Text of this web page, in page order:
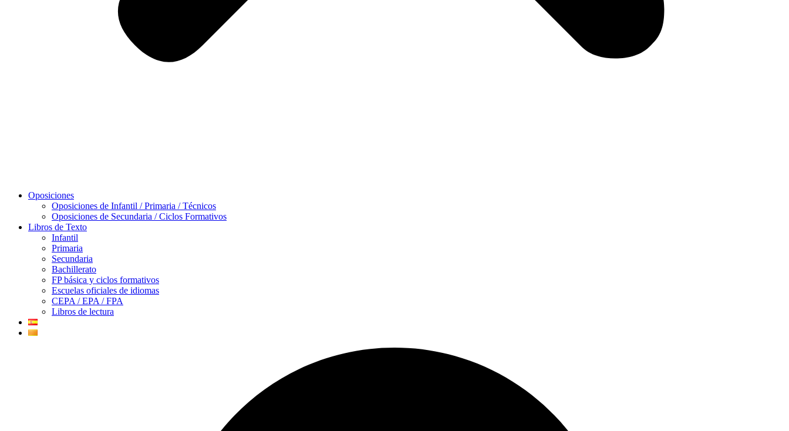
Oposiciones
Oposiciones de Infantil / Primaria / Técnicos
Oposiciones de Secundaria / Ciclos Formativos
Libros de Texto
Infantil
Primaria
Secundaria
Bachillerato
FP básica y ciclos formativos
Escuelas oficiales de idiomas
CEPA / EPA / FPA
Libros de lectura